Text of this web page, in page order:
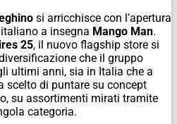
si arricchisce con l’apertura
a insegna Mango Man.
25, il nuovo flagship store si
che il gruppo
ultimi anni, sia in Italia che a
scelto di puntare su concept
su assortimenti mirati tramite
categoria.